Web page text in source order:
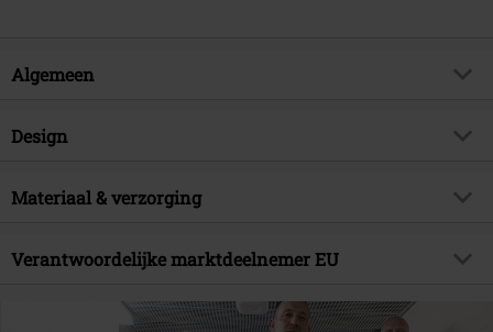
Algemeen
Artikelnr.
Muziekgenre
Licentie
officieel gelicentieerd artikel
Volbeat
Design
Producttype
Kleur
meerkleurig
Materiaal & verzorging
Buitenmateriaal
100% katoen
100% polyester
Verantwoordelijke marktdeelnemer EU
Friedrich W. Schneider GmbH & Co. KG
Oskar-Schindler-Straße 11